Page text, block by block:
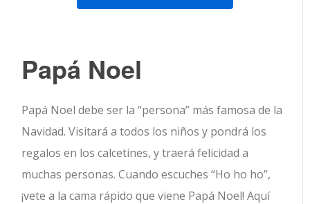
Papá Noel
Papá Noel debe ser la “persona” más famosa de la
Navidad. Visitará a todos los niños y pondrá los
regalos en los calcetines, y traerá felicidad a
muchas personas. Cuando escuches “Ho ho ho”,
¡vete a la cama rápido que viene Papá Noel! Aquí